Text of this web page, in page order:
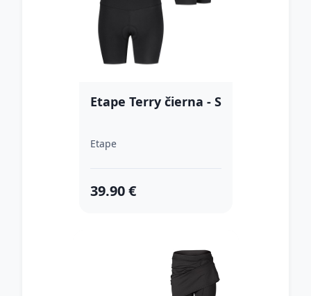
Etape Terry čierna - S
Etape
39.90 €